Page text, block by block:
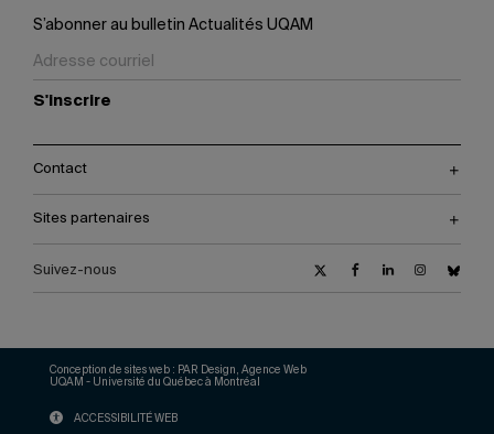
S’abonner au bulletin Actualités UQAM
S'inscrire
Contact
Sites partenaires
Suivez-nous
UQAM - Université du Québec à Montréal
Conception de sites web : PAR Design, Agence Web
ACCESSIBILITÉ WEB